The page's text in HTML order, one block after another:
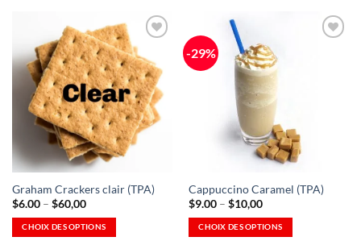
Ajouter
à la
Wishlist
-
Ajouter
à la
Wishlist
Graham Crackers clair (TPA)
$6.00 – $60,00Plage
prix
:
CHOIX DES OPTIONS
-29%
Cappuccino Caramel (TPA)
$9.00 – $10,00Plage
prix
:
CHOIX DES OPTIONS